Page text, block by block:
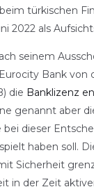
türkischen
2022 als
seinem
Bank von
die Banklizenz
genannt aber
bei dieser
haben soll.
Sicherheit
in der Zeit